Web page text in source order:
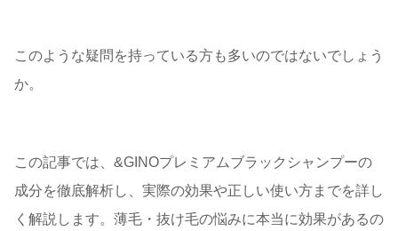
このような疑問を持っている方も多いのではないでしょう
か。
この記事では、&GINOプレミアムブラックシャンプーの
成分を徹底解析し、実際の効果や正しい使い方までを詳し
く解説します。薄毛・抜け毛の悩みに本当に効果があるの